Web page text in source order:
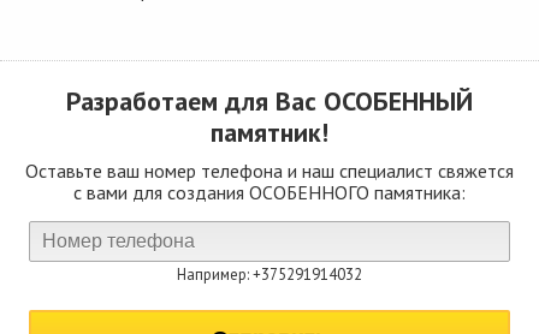
Разработаем для Вас ОСОБЕННЫЙ
памятник!
Оставьте ваш номер телефона и наш специалист свяжется
с вами для создания ОСОБЕННОГО памятника:
Например: +375291914032